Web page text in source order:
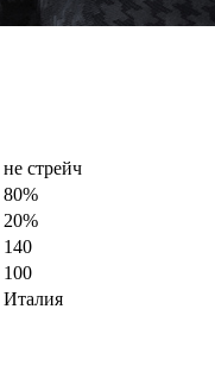
не стрейч
80%
20%
140
100
Италия